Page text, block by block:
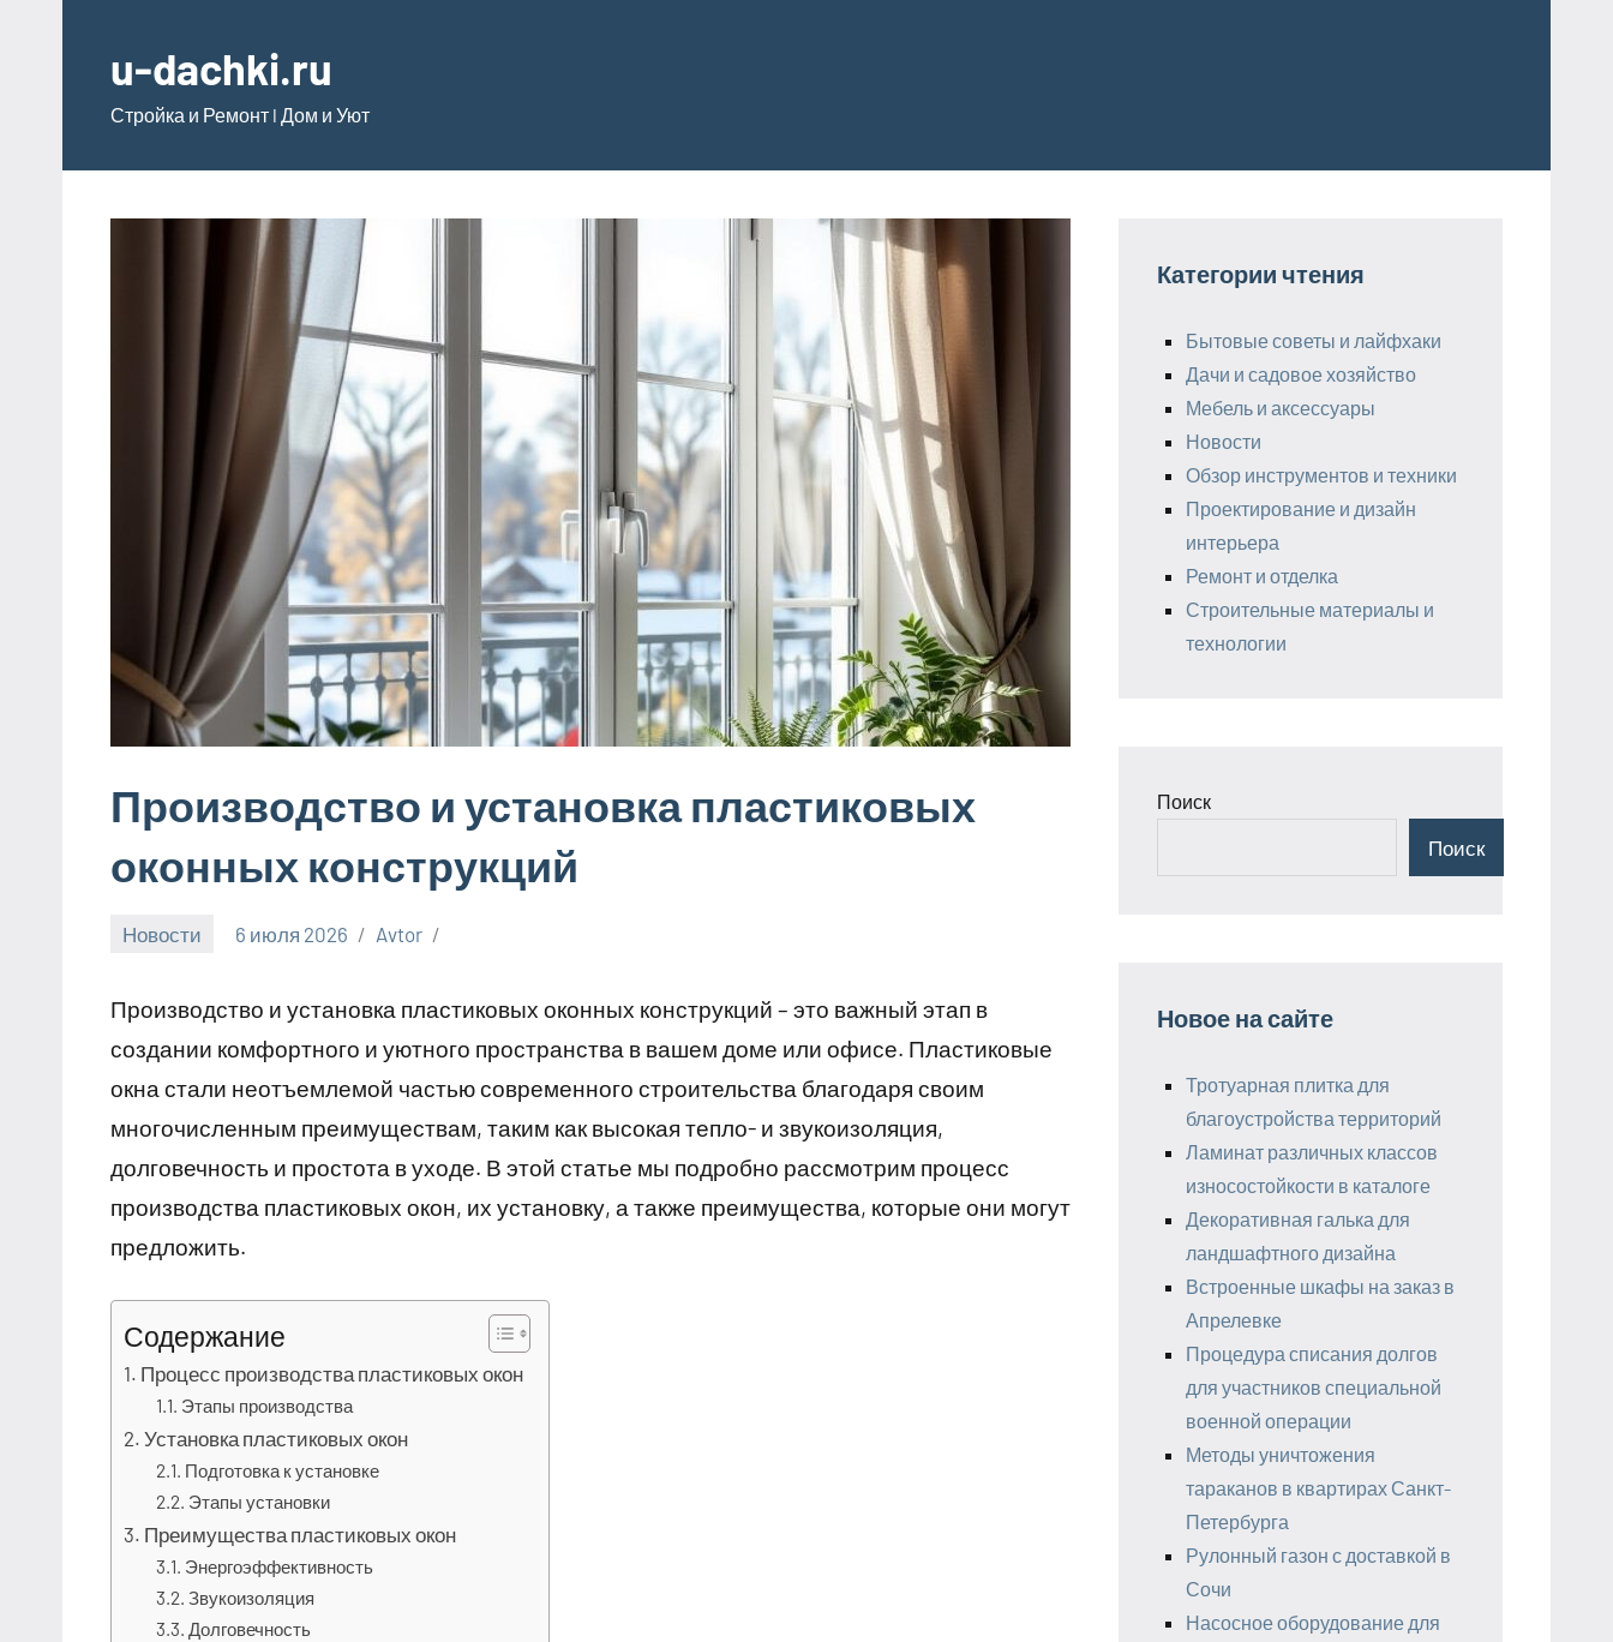
содержимому
u-dachki.ru
Стройка и Ремонт l Дом и Уют
Производство и установка пластиковых
оконных конструкций
Новости 6 июля 2026 Avtor
Производство и установка пластиковых оконных конструкций – это важный этап в
создании комфортного и уютного пространства в вашем доме или офисе. Пластиковые
окна стали неотъемлемой частью современного строительства благодаря своим
многочисленным преимуществам, таким как высокая тепло- и звукоизоляция,
долговечность и простота в уходе. В этой статье мы подробно рассмотрим процесс
производства пластиковых окон, их установку, а также преимущества, которые они могут
предложить.
Содержание
Процесс производства пластиковых окон
Этапы производства
Установка пластиковых окон
Подготовка к установке
Этапы установки
Преимущества пластиковых окон
Энергоэффективность
Звукоизоляция
Долговечность
Категории чтения
Бытовые советы и лайфхаки
Дачи и садовое хозяйство
Мебель и аксессуары
Новости
Обзор инструментов и техники
Проектирование и дизайн
интерьера
Ремонт и отделка
Строительные материалы и
технологии
Поиск
Поиск
Новое на сайте
Тротуарная плитка для
благоустройства территорий
Ламинат различных классов
износостойкости в каталоге
Декоративная галька для
ландшафтного дизайна
Встроенные шкафы на заказ в
Апрелевке
Процедура списания долгов
для участников специальной
военной операции
Методы уничтожения
тараканов в квартирах Санкт-
Петербурга
Рулонный газон с доставкой в
Сочи
Насосное оборудование для